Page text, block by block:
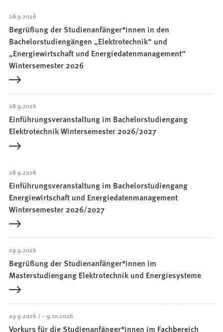
28.9.2026
Begrüßung der Studienanfänger*innen in den
Bachelorstudiengängen „Elektrotechnik“ und
„Energiewirtschaft und Energiedatenmanagement“
Wintersemester 2026
28.9.2026
Einführungsveranstaltung im Bachelorstudiengang
Elektrotechnik Wintersemester 2026/2027
28.9.2026
Einführungsveranstaltung im Bachelorstudiengang
Energiewirtschaft und Energiedatenmanagement
Wintersemester 2026/2027
29.9.2026
Begrüßung der Studienanfänger*innen im
Masterstudiengang Elektrotechnik und Energiesysteme
29.9.2026 – 9.10.2026
Vorkurs für die Studienanfänger*innen im Fachbereich